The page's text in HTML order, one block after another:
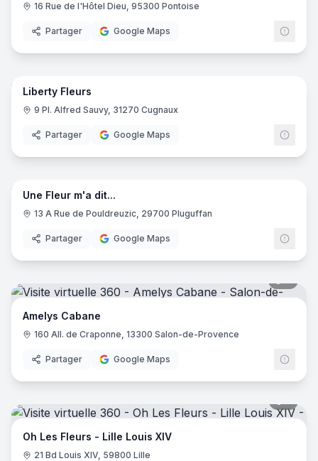
16 Rue de l'Hôtel Dieu, 95300 Pontoise
Partager Google Maps
8
Liberty Fleurs
9 Pl. Alfred Sauvy, 31270 Cugnaux
Partager Google Maps
5
Une Fleur m'a dit...
13 A Rue de Pouldreuzic, 29700 Pluguffan
Partager Google Maps
Amelys Cabane
160 All. de Craponne, 13300 Salon-de-Provence
Partager Google Maps
Oh Les Fleurs - Lille Louis XIV
21 Bd Louis XIV, 59800 Lille